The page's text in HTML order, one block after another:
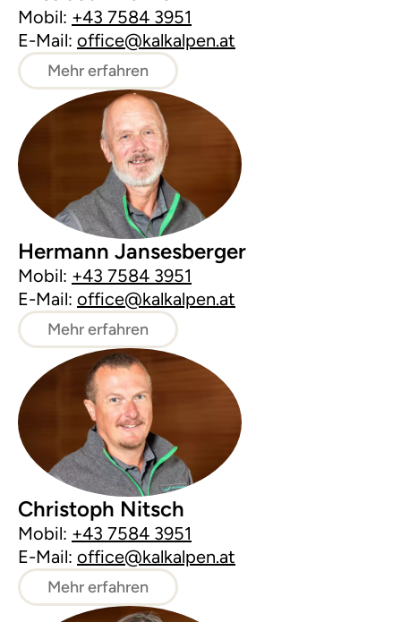
Mobil: +43 7584 3951
E-Mail: office@kalkalpen.at
Mehr erfahren
Hermann Jansesberger
Mobil: +43 7584 3951
E-Mail: office@kalkalpen.at
Mehr erfahren
Christoph Nitsch
Mobil: +43 7584 3951
E-Mail: office@kalkalpen.at
Mehr erfahren